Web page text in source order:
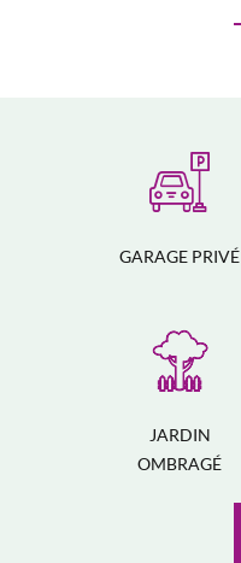
GARAGE PRIVÉ
JARDIN
OMBRAGÉ